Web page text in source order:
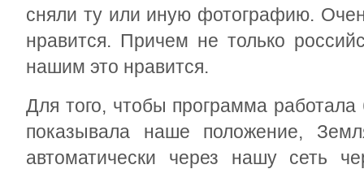
сняли ту или иную фотографию.
нравится. Причем не только
нашим это нравится.
Для того, чтобы программа работала
показывала наше положение,
автоматически через нашу сеть